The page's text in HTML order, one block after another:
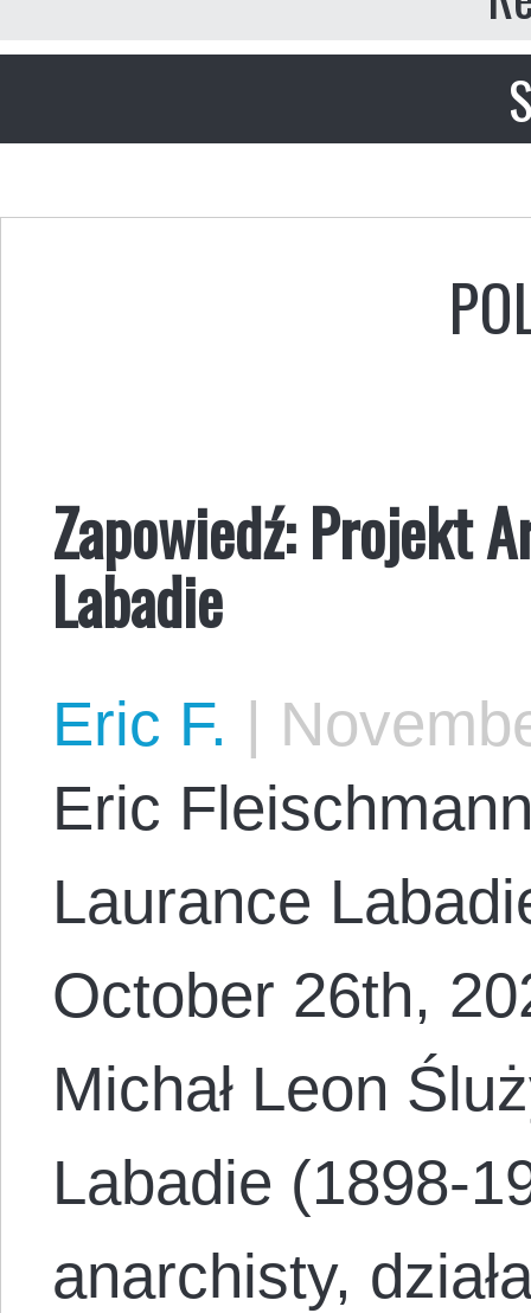
Zapowiedź: Projekt
Labadie
Eric F. |
Eric
Laurance
October 26th,
Michał Leon
Labadie (1898-
anarchisty,